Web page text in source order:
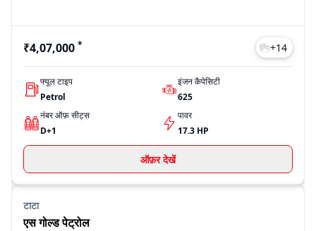
₹4,07,000 * +14
फ्यूल टाइप
Petrol
इंजन कैपेसिटी
625
नंबर ऑफ़ सीट्स
D+1
पावर
17.3 HP
ऑफ़र देखें
टाटा
एस गोल्ड पेट्रोल